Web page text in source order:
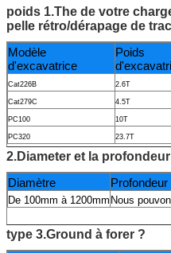
poids 1.The de votre
pelle rétro/dérapage de
Modèle
d'excavatrice
Poids
Cat226B 2.6T
Cat279C 4.5T
PC100 10T
PC320 23.7T
2.Diameter et la
Diamètre Profondeur
De 100mm à 1200mm Nous
type 3.Ground à forer ?